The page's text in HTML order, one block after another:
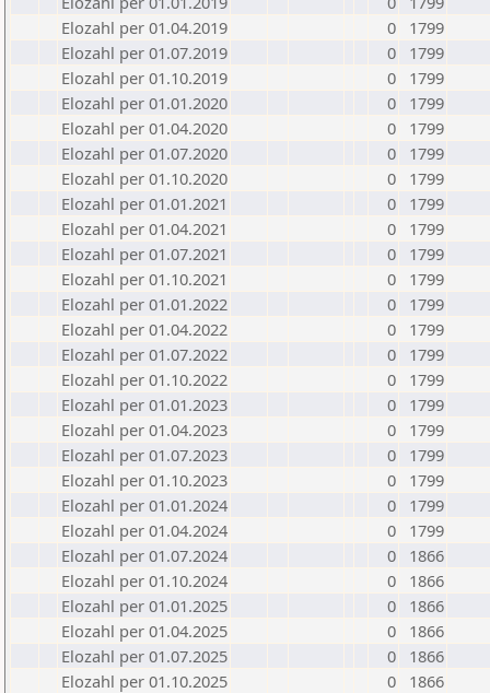
Elozahl per 01.04.2019
0
1799
Elozahl per 01.07.2019
0
1799
Elozahl per 01.10.2019
0
1799
Elozahl per 01.01.2020
0
1799
Elozahl per 01.04.2020
0
1799
Elozahl per 01.07.2020
0
1799
Elozahl per 01.10.2020
0
1799
Elozahl per 01.01.2021
0
1799
Elozahl per 01.04.2021
0
1799
Elozahl per 01.07.2021
0
1799
Elozahl per 01.10.2021
0
1799
Elozahl per 01.01.2022
0
1799
Elozahl per 01.04.2022
0
1799
Elozahl per 01.07.2022
0
1799
Elozahl per 01.10.2022
0
1799
Elozahl per 01.01.2023
0
1799
Elozahl per 01.04.2023
0
1799
Elozahl per 01.07.2023
0
1799
Elozahl per 01.10.2023
0
1799
Elozahl per 01.01.2024
0
1799
Elozahl per 01.04.2024
0
1799
Elozahl per 01.07.2024
0
1866
Elozahl per 01.10.2024
0
1866
Elozahl per 01.01.2025
0
1866
Elozahl per 01.04.2025
0
1866
Elozahl per 01.07.2025
0
1866
Elozahl per 01.10.2025
0
1866